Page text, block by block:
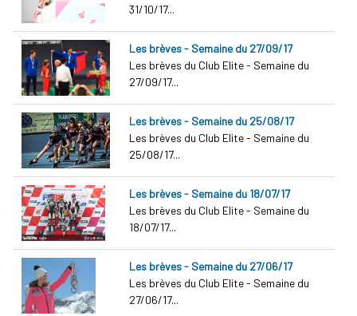
31/10/17...
Les brèves - Semaine du 27/09/17
Les brèves du Club Elite - Semaine du
27/09/17...
Les brèves - Semaine du 25/08/17
Les brèves du Club Elite - Semaine du
25/08/17...
Les brèves - Semaine du 18/07/17
Les brèves du Club Elite - Semaine du
18/07/17...
Les brèves - Semaine du 27/06/17
Les brèves du Club Elite - Semaine du
27/06/17...